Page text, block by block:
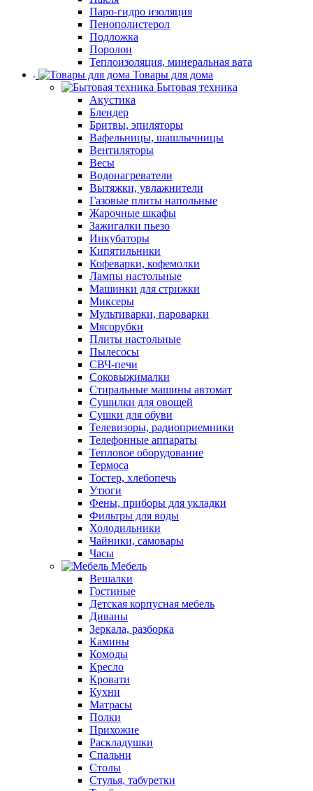
Паро-гидро изоляция
Пенополистерол
Подложка
Поролон
Теплоизоляция, минеральная вата
Товары для дома
Бытовая техника
Акустика
Блендер
Бритвы, эпиляторы
Вафельницы, шашлычницы
Вентиляторы
Весы
Водонагреватели
Вытяжки, увлажнители
Газовые плиты напольные
Жарочные шкафы
Зажигалки пьезо
Инкубаторы
Кипятильники
Кофеварки, кофемолки
Лампы настольные
Машинки для стрижки
Миксеры
Мультиварки, пароварки
Мясорубки
Плиты настольные
Пылесосы
СВЧ-печи
Соковыжималки
Стиральные машины автомат
Сушилки для овощей
Сушки для обуви
Телевизоры, радиоприемники
Телефонные аппараты
Тепловое оборудование
Термоса
Тостер, хлебопечь
Утюги
Фены, приборы для укладки
Фильтры для воды
Холодильники
Чайники, самовары
Часы
Мебель
Вешалки
Гостиные
Детская корпусная мебель
Диваны
Зеркала, разборка
Камины
Комоды
Кресло
Кровати
Кухни
Матрасы
Полки
Прихожие
Раскладушки
Спальни
Столы
Стулья, табуретки